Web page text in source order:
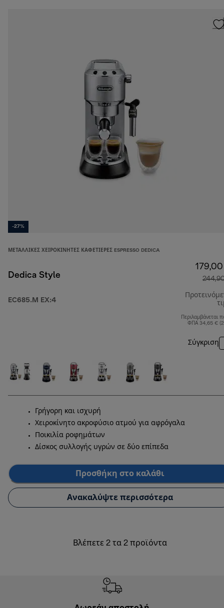
-27%
ΜΕΤΑΛΛΙΚΈΣ ΧΕΙΡΟΚΊΝΗΤΕΣ ΚΑΦΕΤΙΈΡΕΣ ESPRESSO DEDICA
Dedica Style
EC685.M EX:4
Περιλαμβάνεται
ΦΠΑ 34,65 €
Σύγκριση
Γρήγορη και ισχυρή
Χειροκίνητο ακροφύσιο ατμού για αφρόγαλα
Ποικιλία ροφημάτων
Δίσκος συλλογής υγρών σε δύο επίπεδα
Προσθήκη στο καλάθι
Ανακαλύψτε περισσότερα
Βλέπετε 2 τα 2 προϊόντα